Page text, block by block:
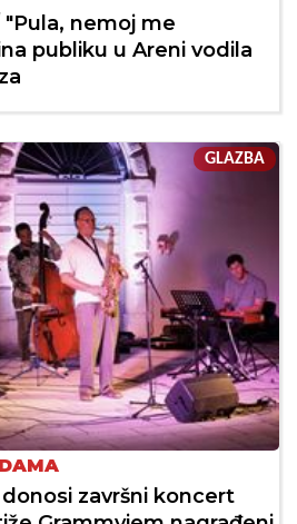
"Pula, nemoj me
publiku u Areni vodila
GLAZBA
završni koncert